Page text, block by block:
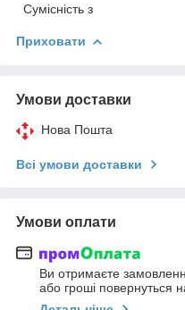
Сумісність з
Приховати
Умови доставки
Нова Пошта
Всі умови доставки
Умови оплати
Ви отримаєте
або гроші повернуться